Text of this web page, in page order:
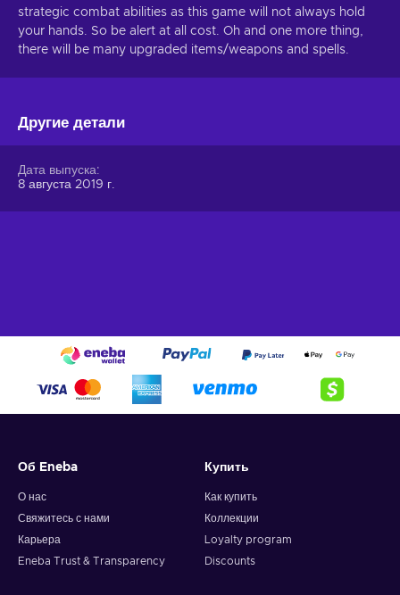
strategic combat abilities as this game will not always hold
your hands. So be alert at all cost. Oh and one more thing,
there will be many upgraded items/weapons and spells.
Другие детали
Дата выпуска
8 августа 2019 г.
Об Eneba
О нас
Свяжитесь с нами
Карьера
Eneba Trust & Transparency
Купить
Как купить
Коллекции
Loyalty program
Discounts